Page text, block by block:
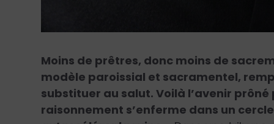
Moins de prêtres, donc moins de
modèle paroissial et sacramentel,
substituer au salut. Voilà l’avenir
raisonnement s’enferme dans un